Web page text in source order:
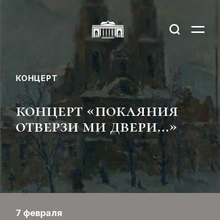
КОНЦЕРТ
концерт «покаяния
отверзи ми двери…»
7 февраля